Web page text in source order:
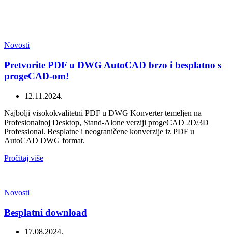
Novosti
Pretvorite PDF u DWG AutoCAD brzo i besplatno s
progeCAD-om!
12.11.2024.
Najbolji visokokvalitetni PDF u DWG Konverter temeljen na
Profesionalnoj Desktop, Stand-Alone verziji progeCAD 2D/3D
Professional. Besplatne i neograničene konverzije iz PDF u
AutoCAD DWG format.
Pročitaj više
Novosti
Besplatni download
17.08.2024.